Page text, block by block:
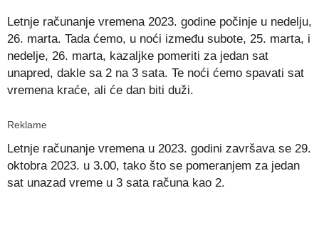
Letnje računanje vremena 2023. godine počinje u nedelju,
26. marta. Tada ćemo, u noći između subote, 25. marta, i
nedelje, 26. marta, kazaljke pomeriti za jedan sat
unapred, dakle sa 2 na 3 sata. Te noći ćemo spavati sat
vremena kraće, ali će dan biti duži.
Reklame
Letnje računanje vremena u 2023. godini završava se 29.
oktobra 2023. u 3.00, tako što se pomeranjem za jedan
sat unazad vreme u 3 sata računa kao 2.